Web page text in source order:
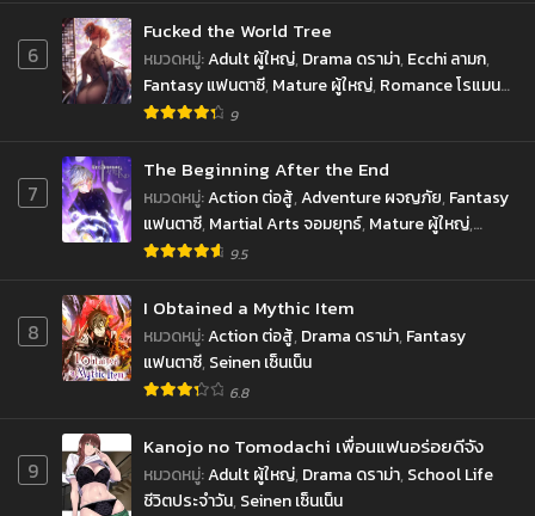
ธันวาคม 5, 2022 พฤศจิกายน 25, 2022
ตอนที่ 23
พฤศจิกายน 25, 2022
ตอนที่ 22
พฤศจิกายน 19, 2022
ตอนที่ 21
พฤศจิกายน 19, 2022 พฤศจิกายน 6, 2022
ตอนที่ 19 ตอนที่ 18
ตอนที่ 17
ตุลาคม 15, 2022
ตอนที่ 16
ตุลาคม 15, 2022
ตอนที่ 15
ตอนที่ 13
ตุลาคม 15, 2022
ตอนที่ 12
ตุลาคม 15, 2022
6
Fucked the World Tree
หมวดหมู่:Adult ผู้ใหญ่, Drama ดราม่า, Ecchi ลามก,
Fantasy แฟนตาซี, Mature ผู้ใหญ่, Romance โรแมนซ์
Seinen เซ็นเน็น
9
7
The Beginning After the End
หมวดหมู่:Action ต่อสู้,Adventure ผจญภัย, Fantasy
แฟนตาซี, Martial Arts จอมยุทธ์, Mature ผู้ใหญ่,
Reincarnation เกิดใหม่
9.5
8
I Obtained a Mythic Item
หมวดหมู่:Action ต่อสู้, Drama ดราม่า, Fantasy
แฟนตาซี, Seinen เซ็นเน็น
6.8
9
Kanojo no Tomodachi เพื่อนแฟนอร่อยดีจัง
หมวดหมู่:Adult ผู้ใหญ่, Drama ดราม่า, School Life
ชีวิตประจำวัน, Seinen เซ็นเน็น